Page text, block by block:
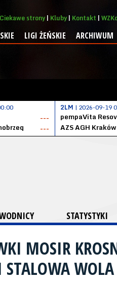
Ciekawe strony Kluby Kontakt
LIGI ŻEŃSKIE ARCHIWUM
---
---
2LM | 2026-09-19
pempaVita
AZS AGH Kraków
STATYSTYKI
MOSIR
WOLA